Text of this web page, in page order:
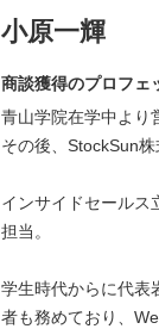
常勤
内部
小原一輝
商談獲得のプロフェ
青山学院在学中より
その後、StockSun株
インサイドセールス
担当。
学生時代からに代表
者も務めており、